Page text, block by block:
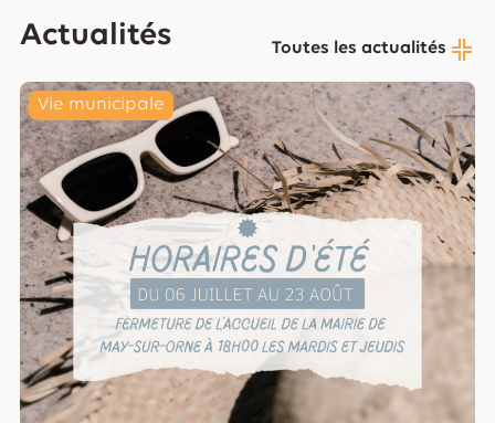
Actualités Toutes les actualités
Vie municipale